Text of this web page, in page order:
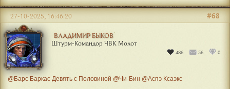
ВЛАДИМИР БЫКОВ
Штурм-Командор ЧВК Молот
486 56 0
#68
27-10-2025, 16:46:20
@Барс Баркас Девять с Половиной @Чи-Бин @Аспэ Ксаэкс